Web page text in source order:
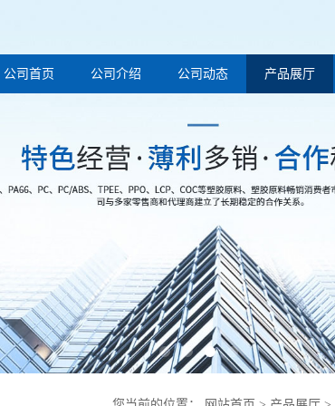
公司首页 公司介绍 公司动态 产品展厅